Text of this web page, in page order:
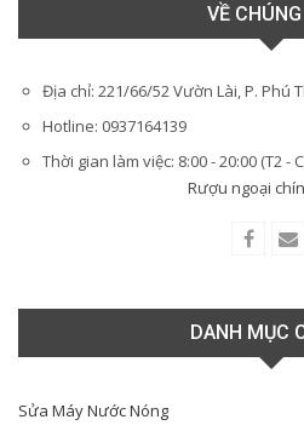
VỀ
Địa chỉ: 221/66/52 Vườn Lài, P. Phú
Hotline: 0937164139
Thời gian làm việc: 8:00 - 20:00 (T2 -
Rượu ngoại
DANH MỤC
Sửa Máy Nước Nóng